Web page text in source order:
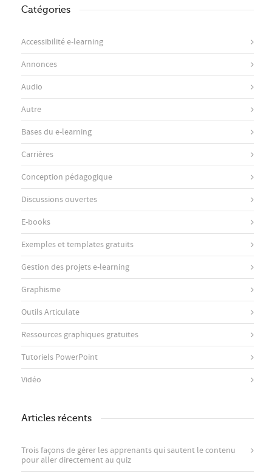
Catégories
Accessibilité e-learning
Annonces
Audio
Autre
Bases du e-learning
Carrières
Conception pédagogique
Discussions ouvertes
E-books
Exemples et templates gratuits
Gestion des projets e-learning
Graphisme
Outils Articulate
Ressources graphiques gratuites
Tutoriels PowerPoint
Vidéo
Articles récents
Trois façons de gérer les apprenants qui sautent le contenu
pour aller directement au quiz